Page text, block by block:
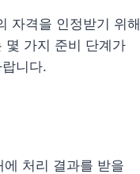
자격을 인정받기 위해
몇 가지 준비 단계가
니다.
처리 결과를 받을